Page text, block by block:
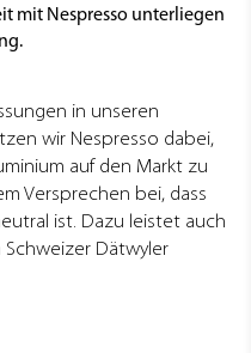
mit Nespresso unterliegen
in unseren
wir Nespresso dabei,
auf den Markt zu
Versprechen bei, dass
ist. Dazu leistet auch
Dätwyler